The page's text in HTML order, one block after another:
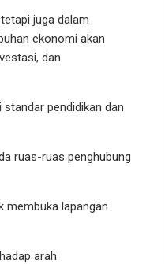
juga dalam
ekonomi akan
dan
pendidikan dan
ruas-ruas penghubung
membuka lapangan
arah